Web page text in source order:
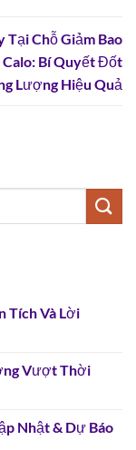
Tại Chỗ Giảm Bao
Calo: Bí Quyết Đốt
Lượng Hiệu Quả
Tích Và Lời
Vượt Thời
Nhật & Dự Báo